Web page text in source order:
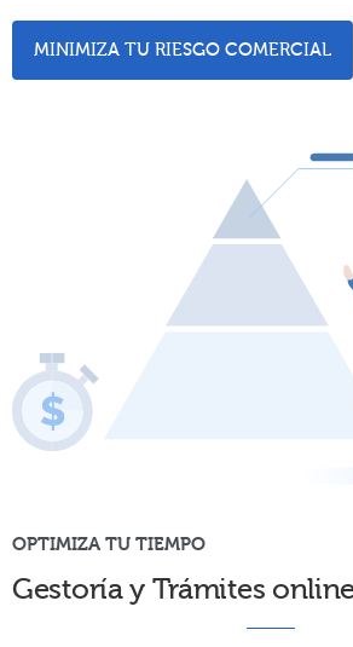
MINIMIZA TU RIESGO COMERCIAL
OPTIMIZA TU TIEMPO
Gestoría y Trámites